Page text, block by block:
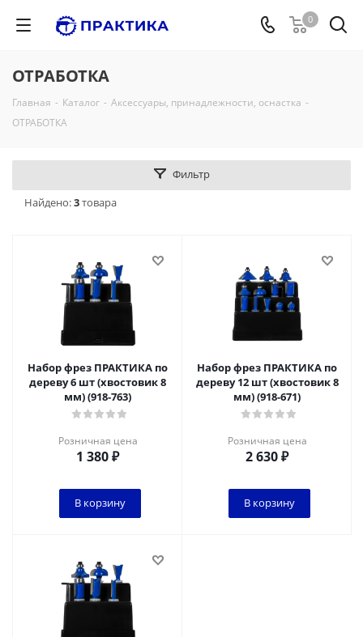
0
ОТРАБОТКА
Главная - Каталог - Аксессуары, принадлежности, оснастка -
ОТРАБОТКА
Фильтр
Найдено:3товара
Набор фрез ПРАКТИКА по
дереву 6 шт (хвостовик 8
мм) (918-763)
Розничная цена
1 380₽
В корзину
Набор фрез ПРАКТИКА по
дереву 12 шт (хвостовик 8
мм) (918-671)
Розничная цена
2 630₽
В корзину